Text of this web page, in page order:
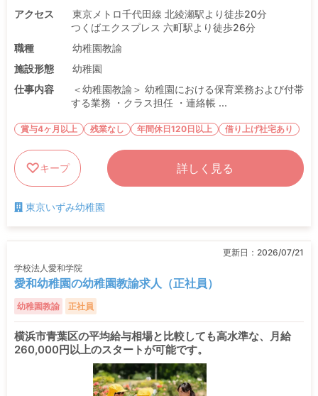
アクセス
東京メトロ千代田線 北綾瀬駅より徒歩20分
つくばエクスプレス 六町駅より徒歩26分
職種
幼稚園教諭
施設形態
幼稚園
仕事内容
＜幼稚園教諭＞ 幼稚園における保育業務および付帯
する業務 ・クラス担任 ・連絡帳 ...
賞与4ヶ月以上 残業なし 年間休日120日以上 借り上げ社宅あり
キープ 詳しく見る
東京いずみ幼稚園
更新日： 2026/07/21
学校法人愛和学院
愛和幼稚園の幼稚園教諭求人（正社員）
幼稚園教諭 正社員
横浜市青葉区の平均給与相場と比較しても高水準な、月給
260,000円以上のスタートが可能です。